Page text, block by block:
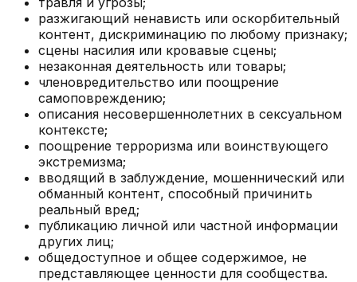
разжигающий ненависть или оскорбительный
контент, дискриминацию по любому признаку;
сцены насилия или кровавые сцены;
незаконная деятельность или товары;
членовредительство или поощрение
самоповреждению;
описания несовершеннолетних в сексуальном
контексте;
поощрение терроризма или воинствующего
экстремизма;
вводящий в заблуждение, мошеннический или
обманный контент, способный причинить
реальный вред;
публикацию личной или частной информации
других лиц;
общедоступное и общее содержимое, не
представляющее ценности для сообщества.